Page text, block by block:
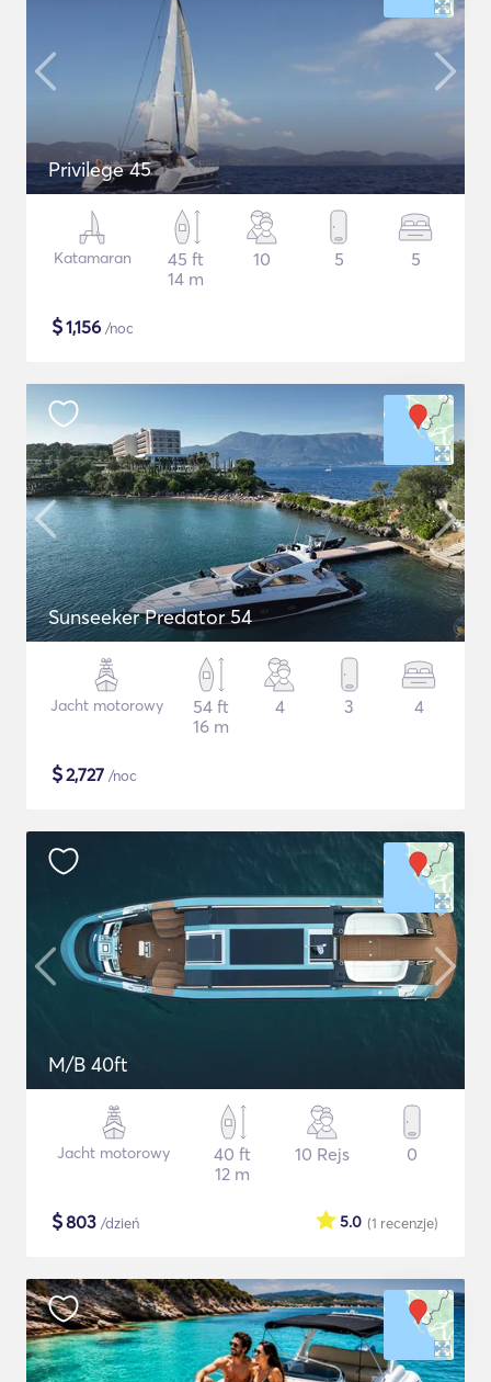
Privilege 45
Katamaran
45 ft
14 m
10 5 5
$1,156 /noc
Sunseeker Predator 54
Jacht motorowy
54 ft
16 m
4 3 4
$2,727 /noc
M/B 40ft
Jacht motorowy
40 ft
12 m
10 Rejs 0
$803 /dzień (1 recenzje)
5.0